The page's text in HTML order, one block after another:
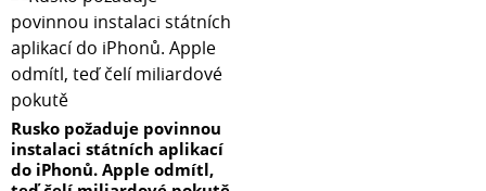
Rusko požaduje povinnou
instalaci státních aplikací
do iPhonů. Apple odmítl,